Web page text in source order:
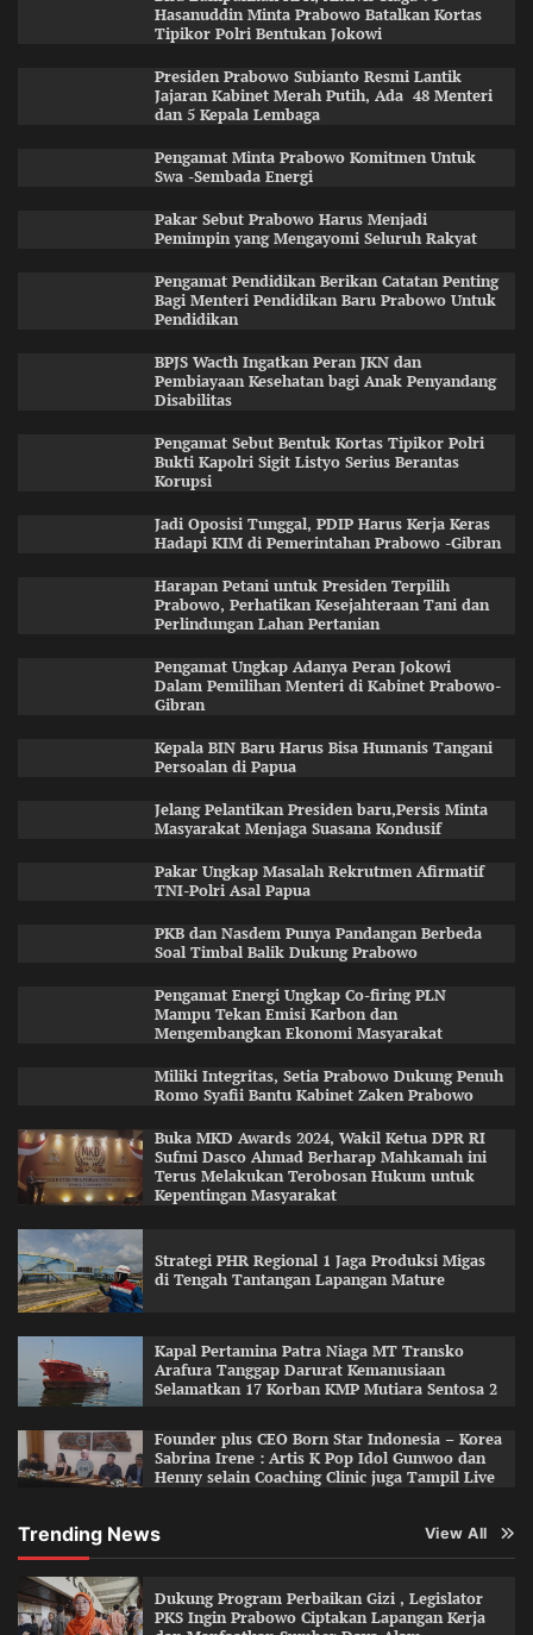
Hasanuddin Minta Prabowo Batalkan Kortas
Tipikor Polri Bentukan Jokowi
Presiden Prabowo Subianto Resmi Lantik
Jajaran Kabinet Merah Putih, Ada 48 Menteri
dan 5 Kepala Lembaga
Pengamat Minta Prabowo Komitmen Untuk
Swa -Sembada Energi
Pakar Sebut Prabowo Harus Menjadi
Pemimpin yang Mengayomi Seluruh Rakyat
Pengamat Pendidikan Berikan Catatan Penting
Bagi Menteri Pendidikan Baru Prabowo Untuk
Pendidikan
BPJS Wacth Ingatkan Peran JKN dan
Pembiayaan Kesehatan bagi Anak Penyandang
Disabilitas
Pengamat Sebut Bentuk Kortas Tipikor Polri
Bukti Kapolri Sigit Listyo Serius Berantas
Korupsi
Jadi Oposisi Tunggal, PDIP Harus Kerja Keras
Hadapi KIM di Pemerintahan Prabowo -Gibran
Harapan Petani untuk Presiden Terpilih
Prabowo, Perhatikan Kesejahteraan Tani dan
Perlindungan Lahan Pertanian
Pengamat Ungkap Adanya Peran Jokowi
Dalam Pemilihan Menteri di Kabinet Prabowo-
Gibran
Kepala BIN Baru Harus Bisa Humanis Tangani
Persoalan di Papua
Jelang Pelantikan Presiden baru,Persis Minta
Masyarakat Menjaga Suasana Kondusif
Pakar Ungkap Masalah Rekrutmen Afirmatif
TNI-Polri Asal Papua
PKB dan Nasdem Punya Pandangan Berbeda
Soal Timbal Balik Dukung Prabowo
Pengamat Energi Ungkap Co-firing PLN
Mampu Tekan Emisi Karbon dan
Mengembangkan Ekonomi Masyarakat
Miliki Integritas, Setia Prabowo Dukung Penuh
Romo Syafii Bantu Kabinet Zaken Prabowo
Buka MKD Awards 2024, Wakil Ketua DPR RI
Sufmi Dasco Ahmad Berharap Mahkamah ini
Terus Melakukan Terobosan Hukum untuk
Kepentingan Masyarakat
Strategi PHR Regional 1 Jaga Produksi Migas
di Tengah Tantangan Lapangan Mature
Kapal Pertamina Patra Niaga MT Transko
Arafura Tanggap Darurat Kemanusiaan
Selamatkan 17 Korban KMP Mutiara Sentosa 2
Founder plus CEO Born Star Indonesia – Korea
Sabrina Irene : Artis K Pop Idol Gunwoo dan
Henny selain Coaching Clinic juga Tampil Live
Trending News View All
Dukung Program Perbaikan Gizi , Legislator
PKS Ingin Prabowo Ciptakan Lapangan Kerja